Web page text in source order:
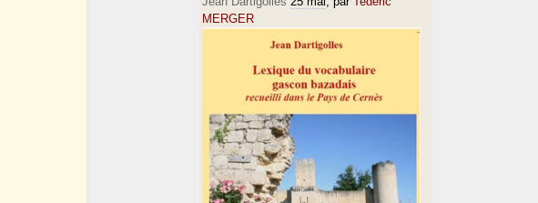
MERGER